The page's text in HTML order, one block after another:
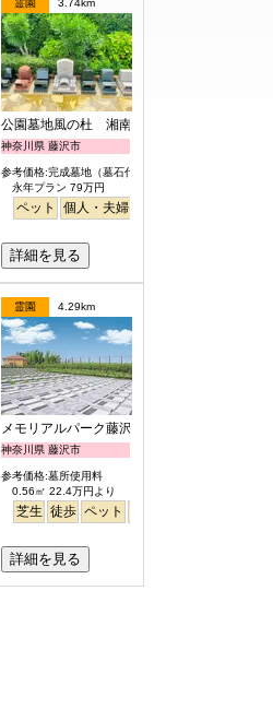
霊園 3.74km
公園墓地風の杜 湘南庭苑
神奈川県 藤沢市
参考価格:完成墓地（墓石代含）
永年プラン 79万円
ペット 個人・夫婦
詳細を見る
霊園 4.29km
メモリアルパーク藤沢
神奈川県 藤沢市
参考価格:墓所使用料
0.56㎡ 22.4万円より
芝生 徒歩 ペット
詳細を見る